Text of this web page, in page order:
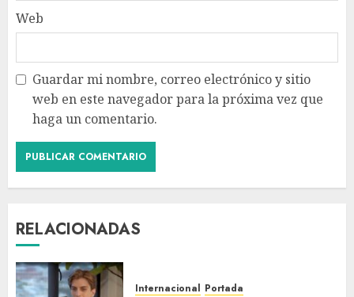
Web
Guardar mi nombre, correo electrónico y sitio
web en este navegador para la próxima vez que
haga un comentario.
RELACIONADAS
Internacional Portada